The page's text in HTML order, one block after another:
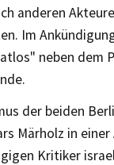
anderen
Im
neben dem
der beiden
Märholz in
Kritiker